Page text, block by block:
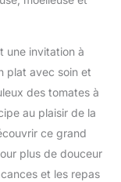
une invitation à
plat avec soin et
des tomates à
au plaisir de la
ce grand
plus de douceur
et les repas